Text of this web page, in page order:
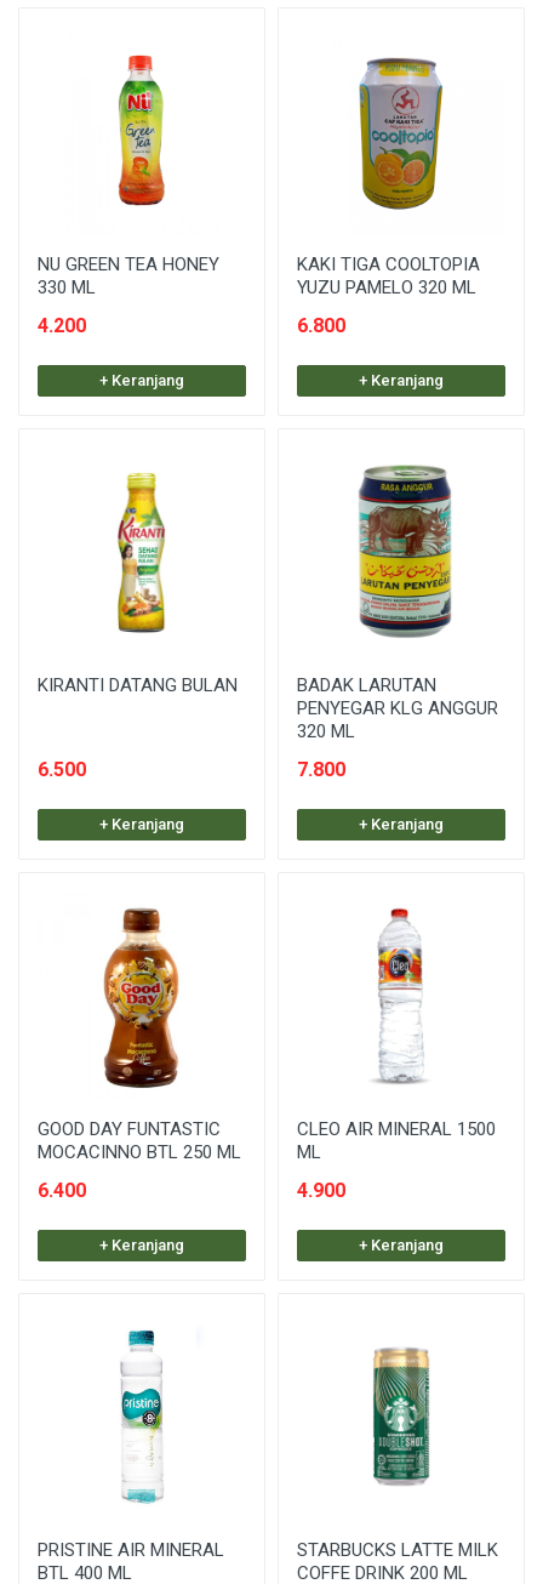
NU GREEN TEA HONEY
330 ML
4.200
+ Keranjang
KAKI TIGA COOLTOPIA
YUZU PAMELO 320 ML
6.800
+ Keranjang
KIRANTI DATANG BULAN
6.500
+ Keranjang
BADAK LARUTAN
PENYEGAR KLG ANGGUR
320 ML
7.800
+ Keranjang
GOOD DAY FUNTASTIC
MOCACINNO BTL 250 ML
6.400
+ Keranjang
CLEO AIR MINERAL 1500
ML
4.900
+ Keranjang
PRISTINE AIR MINERAL
BTL 400 ML
STARBUCKS LATTE MILK
COFFE DRINK 200 ML